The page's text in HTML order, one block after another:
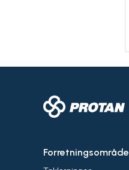
Forretningsområde